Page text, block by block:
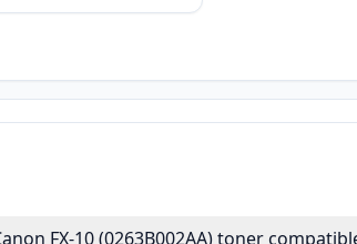
FX-10 (0263B002AA) toner